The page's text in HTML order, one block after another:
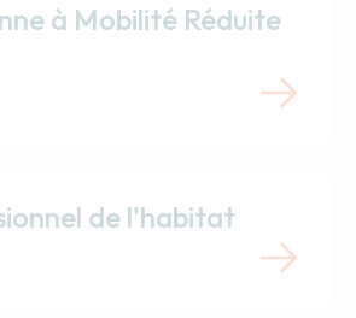
à Mobilité Réduite
de l'habitat